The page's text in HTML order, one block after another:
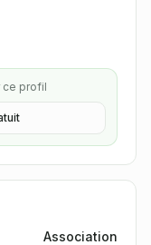
ce profil
Association